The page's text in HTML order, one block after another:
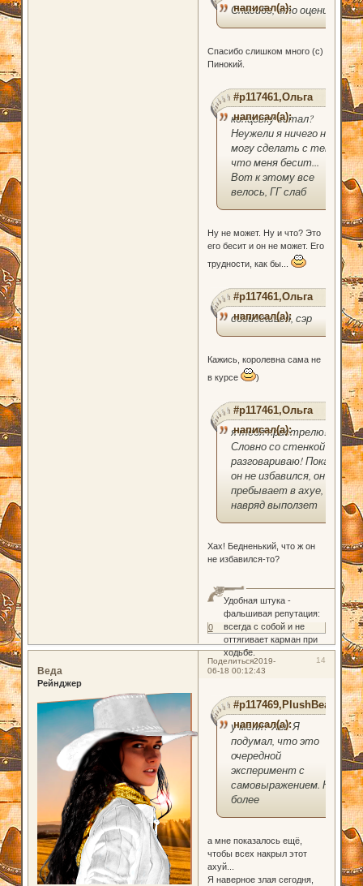
написал(а):
Спасибо, что оценил
Спасибо слишком много (с)
Пинокий.
#p117461,Ольга
написал(а):
концовку читал?
Неужели я ничего не
могу сделать с тем,
что меня бесит...
Вот к этому все
велось, ГГ слаб
Ну не может. Ну и что? Это
его бесит и он не может. Его
трудности, как бы...
#p117461,Ольга
написал(а):
обойдешься, сэр
Кажись, королевна сама не
в курсе
)
#p117461,Ольга
написал(а):
я тебя пристрелю!
Словно со стенкой
разговариваю! Пока
он не избавился, он
пребывает в ахуе, и
навряд выползет
Хах! Бедненький, что ж он
не избавился-то?
Удобная штука -
фальшивая репутация:
всегда с собой и не
оттягивает карман при
ходьбе.
0
Поделиться 14
2019-
06-18 00:12:43
Веда
Рейнджер
#p117469,PlushBear
написал(а):
у меня? Хы! Я
подумал, что это
очередной
эксперимент с
самовыражением. На
более
а мне показалось ещё,
чтобы всех накрыл этот
ахуй...
Я наверное злая сегодня,